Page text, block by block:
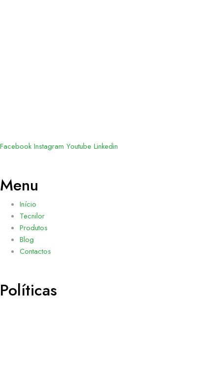
Facebook Instagram Youtube Linkedin
Menu
Início
Tecnilor
Produtos
Blog
Contactos
Políticas